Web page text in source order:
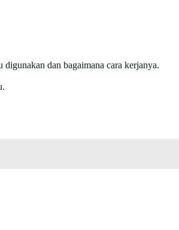
dan bagaimana cara kerjanya.